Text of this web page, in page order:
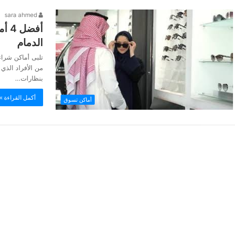
أماكن تسوق
الدمام
تلبى أماكن
من الأفراد
بنظارات…
أكمل القراءة »